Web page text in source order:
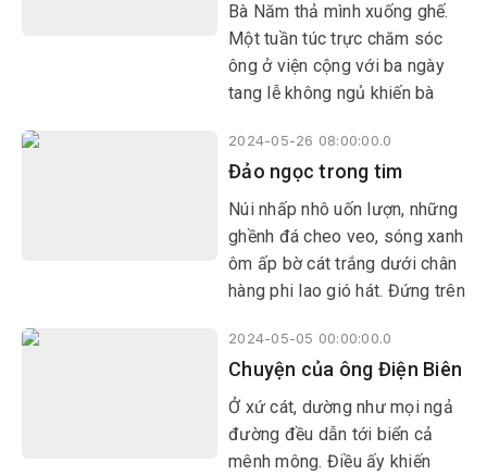
Bà Năm thả mình xuống ghế.
Một tuần túc trực chăm sóc
ông ở viện cộng với ba ngày
tang lễ không ngủ khiến bà
phát, tinh thần xuống dốc
khiến bà xanh xao, gầy gò
2024-05-26 08:00:00.0
Đảo ngọc trong tim
Núi nhấp nhô uốn lượn, những
ghềnh đá cheo veo, sóng xanh
ôm ấp bờ cát trắng dưới chân
hàng phi lao gió hát. Đứng trên
hiện ra như một “viên ngọc
xanh” giữa biển trời đông nam
của đất nước.
2024-05-05 00:00:00.0
Chuyện của ông Điện Biên
Ở xứ cát, dường như mọi ngả
đường đều dẫn tới biển cả
mênh mông. Điều ấy khiến